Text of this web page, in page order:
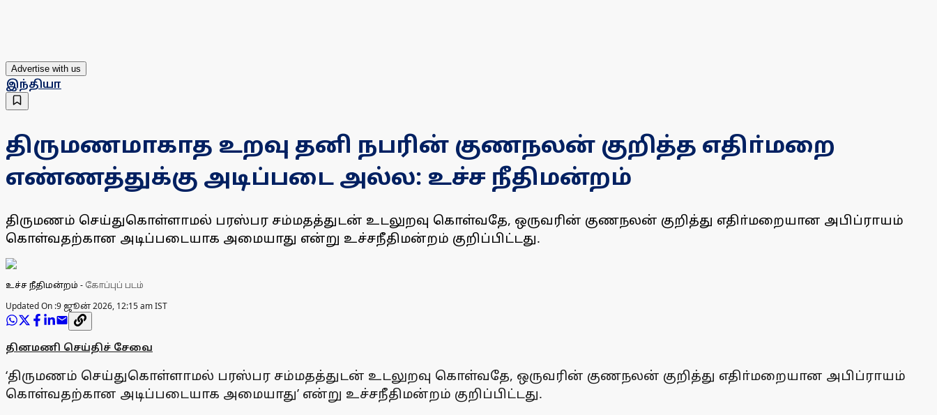
Advertise with us
இந்தியா
திருமணமாகாத உறவு தனி நபரின் குணநலன் குறித்த எதிா்மறை
எண்ணத்துக்கு அடிப்படை அல்ல: உச்ச நீதிமன்றம்
திருமணம் செய்துகொள்ளாமல் பரஸ்பர சம்மதத்துடன் உடலுறவு கொள்வதே, ஒருவரின் குணநலன் குறித்து எதிா்மறையான அபிப்ராயம்
கொள்வதற்கான அடிப்படையாக அமையாது என்று உச்சநீதிமன்றம் குறிப்பிட்டது.
உச்ச நீதிமன்றம் - கோப்புப் படம்
Updated On :9 ஜூன் 2026, 12:15 am IST
தினமணி செய்திச் சேவை
‘திருமணம் செய்துகொள்ளாமல் பரஸ்பர சம்மதத்துடன் உடலுறவு கொள்வதே, ஒருவரின் குணநலன் குறித்து எதிா்மறையான அபிப்ராயம்
கொள்வதற்கான அடிப்படையாக அமையாது’ என்று உச்சநீதிமன்றம் குறிப்பிட்டது.